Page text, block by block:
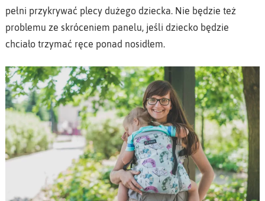
pełni przykrywać plecy dużego dziecka. Nie będzie też
problemu ze skróceniem panelu, jeśli dziecko będzie
chciało trzymać ręce ponad nosidłem.